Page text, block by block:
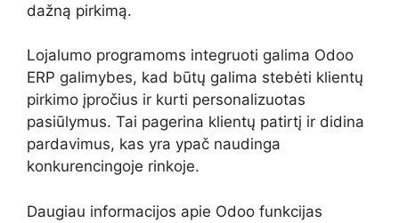
dažną pirkimą.
Lojalumo programoms integruoti galima Odoo
ERP galimybes, kad būtų galima stebėti klientų
pirkimo įpročius ir kurti personalizuotas
pasiūlymus. Tai pagerina klientų patirtį ir didina
pardavimus, kas yra ypač naudinga
konkurencingoje rinkoje.
Daugiau informacijos apie Odoo funkcijas